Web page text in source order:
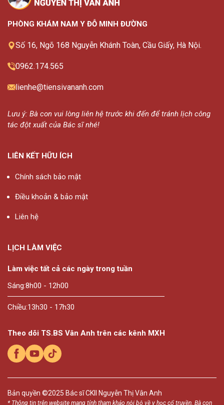
PHÒNG KHÁM NAM Y ĐỖ MINH ĐƯỜNG
Số 16, Ngõ 168 Nguyễn Khánh Toàn, Cầu Giấy, Hà Nội.
0962.174.565
lienhe@tiensivananh.com
Lưu ý: Bà con vui lòng liên hệ trước khi đến để tránh lịch công
tác đột xuất của Bác sĩ nhé!
LIÊN KẾT HỮU ÍCH
Chính sách bảo mật
Điều khoản & bảo mật
Liên hệ
LỊCH LÀM VIỆC
Làm việc tất cả các ngày trong tuần
Sáng:8h00 - 12h00
Chiều:13h30 - 17h30
Theo dõi TS.BS Vân Anh trên các kênh MXH
Bản quyền ©2025 Bác sĩ CKII Nguyễn Thị Vân Anh
* Thông tin trên website mang tính tham khảo nội bộ về y học cổ truyền. Bà con